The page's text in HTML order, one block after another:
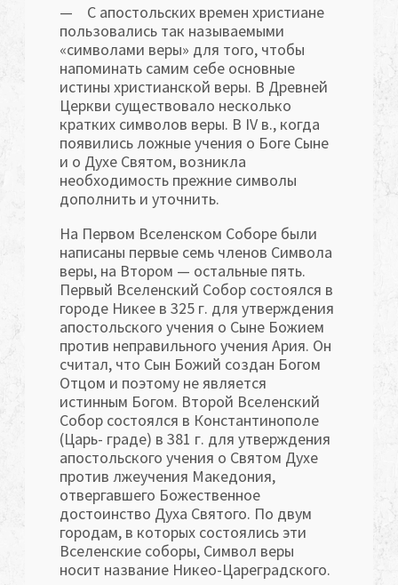
— С апостольских времен христиане
пользовались так назы­ваемыми
«символами веры» для того, чтобы
напоминать самим себе основные
истины христианской веры. В Древней
Церкви существова­ло несколько
кратких символов веры. В IV в., когда
появились ложные учения о Боге Сыне
и о Духе Святом, возникла
необходимость прежние символы
дополнить и уточнить.
На Первом Вселенском Соборе были
написаны первые семь членов Символа
веры, на Втором — остальные пять.
Первый Вселенский Собор состоялся в
городе Никее в 325 г. для утверждения
апостольского учения о Сыне Божием
против неправильного учения Ария. Он
считал, что Сын Божий создан Богом
Отцом и поэтому не является
истинным Богом. Второй Вселенский
Собор состоялся в Константинополе
(Царь- граде) в 381 г. для утверждения
апостольского учения о Святом Духе
против лжеучения Македония,
отвергавшего Божественное
достоинство Духа Святого. По двум
городам, в которых состоялись эти
Вселенские соборы, Символ веры
носит название Никео-Цареградского.